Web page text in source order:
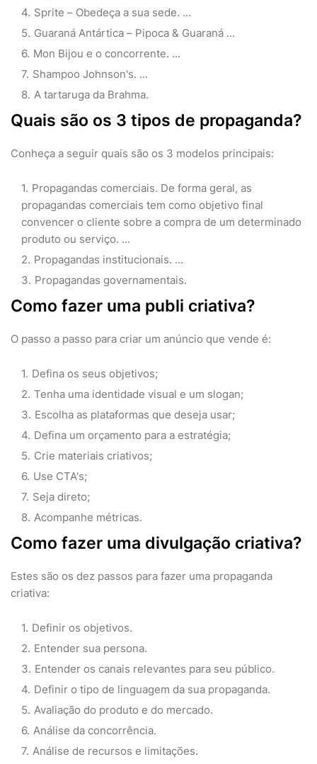
Sprite – Obedeça a sua sede. ...
Guaraná Antártica – Pipoca & Guaraná ...
Mon Bijou e o concorrente. ...
Shampoo Johnson's. ...
A tartaruga da Brahma.
Quais são os 3 tipos de propaganda?
Conheça a seguir quais são os 3 modelos principais:
Propagandas comerciais. De forma geral, as
propagandas comerciais tem como objetivo final
convencer o cliente sobre a compra de um determinado
produto ou serviço. ...
Propagandas institucionais. ...
Propagandas governamentais.
Como fazer uma publi criativa?
O passo a passo para criar um anúncio que vende é:
Defina os seus objetivos;
Tenha uma identidade visual e um slogan;
Escolha as plataformas que deseja usar;
Defina um orçamento para a estratégia;
Crie materiais criativos;
Use CTA's;
Seja direto;
Acompanhe métricas.
Como fazer uma divulgação criativa?
Estes são os dez passos para fazer uma propaganda
criativa:
Definir os objetivos.
Entender sua persona.
Entender os canais relevantes para seu público.
Definir o tipo de linguagem da sua propaganda.
Avaliação do produto e do mercado.
Análise da concorrência.
Análise de recursos e limitações.